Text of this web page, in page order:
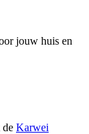
jouw huis en
de Karwei